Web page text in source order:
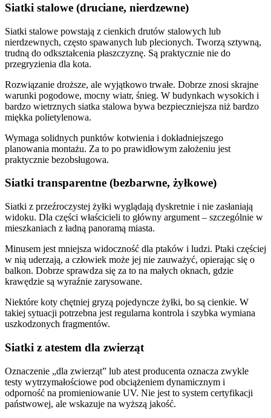
Siatki stalowe (druciane, nierdzewne)
Siatki stalowe powstają z cienkich drutów stalowych lub
nierdzewnych, często spawanych lub plecionych. Tworzą sztywną,
trudną do odkształcenia płaszczyznę. Są praktycznie nie do
przegryzienia dla kota.
Rozwiązanie droższe, ale wyjątkowo trwałe. Dobrze znosi skrajne
warunki pogodowe, mocny wiatr, śnieg. W budynkach wysokich i
bardzo wietrznych siatka stalowa bywa bezpieczniejsza niż bardzo
miękka polietylenowa.
Wymaga solidnych punktów kotwienia i dokładniejszego
planowania montażu. Za to po prawidłowym założeniu jest
praktycznie bezobsługowa.
Siatki transparentne (bezbarwne, żyłkowe)
Siatki z przeźroczystej żyłki wyglądają dyskretnie i nie zasłaniają
widoku. Dla części właścicieli to główny argument – szczególnie w
mieszkaniach z ładną panoramą miasta.
Minusem jest mniejsza widoczność dla ptaków i ludzi. Ptaki częściej
w nią uderzają, a człowiek może jej nie zauważyć, opierając się o
balkon. Dobrze sprawdza się za to na małych oknach, gdzie
krawędzie są wyraźnie zarysowane.
Niektóre koty chętniej gryzą pojedyncze żyłki, bo są cienkie. W
takiej sytuacji potrzebna jest regularna kontrola i szybka wymiana
uszkodzonych fragmentów.
Siatki z atestem dla zwierząt
Oznaczenie „dla zwierząt” lub atest producenta oznacza zwykle
testy wytrzymałościowe pod obciążeniem dynamicznym i
odporność na promieniowanie UV. Nie jest to system certyfikacji
państwowej, ale wskazuje na wyższą jakość.